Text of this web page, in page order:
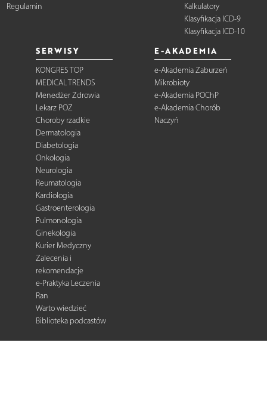
Regulamin
Kalkulatory
Klasyfikacja ICD-9
Klasyfikacja ICD-10
SERWISY
KONGRES TOP
MEDICAL TRENDS
Menedżer Zdrowia
Lekarz POZ
Choroby rzadkie
Dermatologia
Diabetologia
Onkologia
Neurologia
Reumatologia
Kardiologia
Gastroenterologia
Pulmonologia
Ginekologia
Kurier Medyczny
Zalecenia i
rekomendacje
e-Praktyka Leczenia
Ran
Warto wiedzieć
Biblioteka podcastów
E-AKADEMIA
e-Akademia Zaburzeń
Mikrobioty
e-Akademia POChP
e-Akademia Chorób
Naczyń